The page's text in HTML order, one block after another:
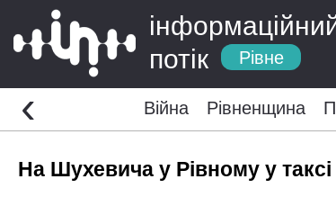
потік
Рівне
Війна Рівненщина
‹
На Шухевича у Рівному у